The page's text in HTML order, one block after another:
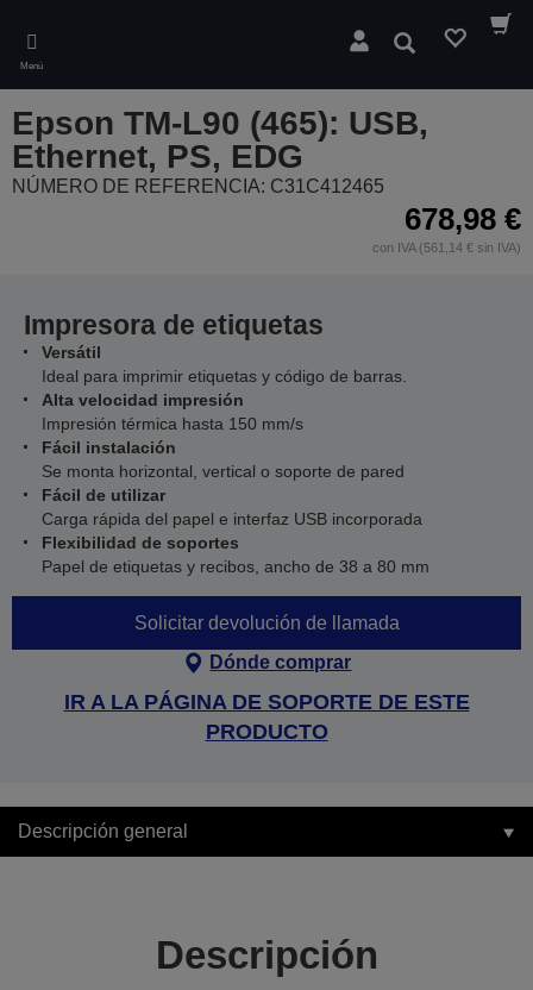
main
content
Menú
Buscar
Epson TM-L90 (465): USB,
Ethernet, PS, EDG
NÚMERO DE REFERENCIA: C31C412465
678,98 €
con IVA (561,14 € sin IVA)
Impresora de etiquetas
Versátil
Ideal para imprimir etiquetas y código de barras.
Alta velocidad impresión
Impresión térmica hasta 150 mm/s
Fácil instalación
Se monta horizontal, vertical o soporte de pared
Fácil de utilizar
Carga rápida del papel e interfaz USB incorporada
Flexibilidad de soportes
Papel de etiquetas y recibos, ancho de 38 a 80 mm
Solicitar devolución de llamada
Dónde comprar
IR A LA PÁGINA DE SOPORTE DE ESTE
PRODUCTO
Descripción general
Descripción